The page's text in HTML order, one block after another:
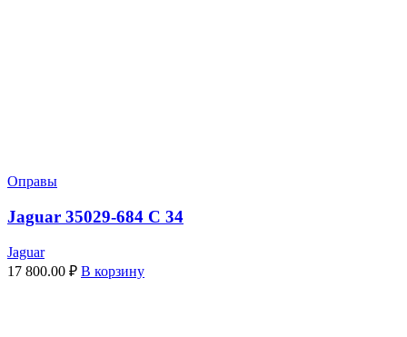
Оправы
Jaguar 35029-684 C 34
Jaguar
17 800.00 ₽ В корзину